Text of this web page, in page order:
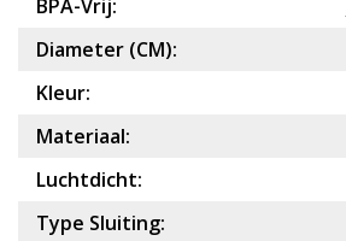
BPA-Vrij:
Diameter (CM):
Kleur:
Materiaal:
Luchtdicht:
Type Sluiting: